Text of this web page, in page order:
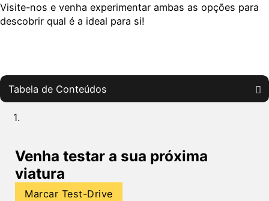
Visite-nos e venha experimentar ambas as opções para
descobrir qual é a ideal para si!
Tabela de Conteúdos
Venha testar a sua próxima
viatura
Marcar Test-Drive